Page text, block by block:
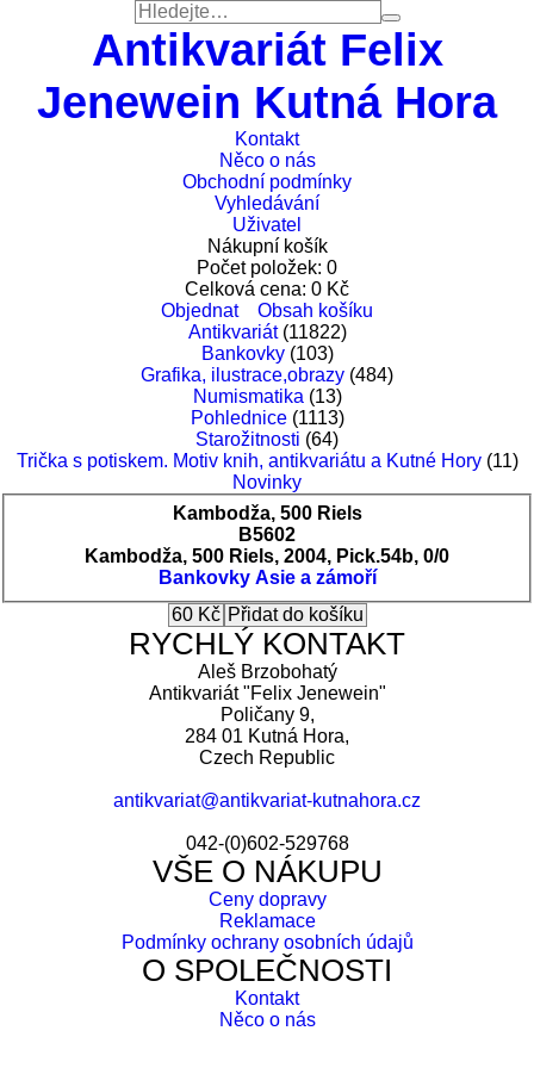
Antikvariát Felix
Jenewein Kutná Hora
Kontakt
Něco o nás
Obchodní podmínky
Vyhledávání
Uživatel
Nákupní košík
Počet položek: 0
Celková cena: 0 Kč
Objednat
Obsah košíku
Antikvariát(11822)
Bankovky(103)
Grafika, ilustrace,obrazy (484)
Numismatika (13)
Pohlednice(1113)
Starožitnosti (64)
Trička s potiskem. Motiv knih, antikvariátu a Kutné Hory(11)
Novinky
Kambodža, 500 Riels
B5602
Kambodža, 500 Riels, 2004, Pick.54b, 0/0
Bankovky Asie a zámoří
RYCHLÝ KONTAKT
Aleš Brzobohatý
Antikvariát "Felix Jenewein"
Poličany 9,
284 01 Kutná Hora,
Czech Republic
antikvariat@antikvariat-kutnahora.cz
042-(0)602-529768
VŠE O NÁKUPU
Ceny dopravy
Reklamace
Podmínky ochrany osobních údajů
O SPOLEČNOSTI
Kontakt
Něco o nás